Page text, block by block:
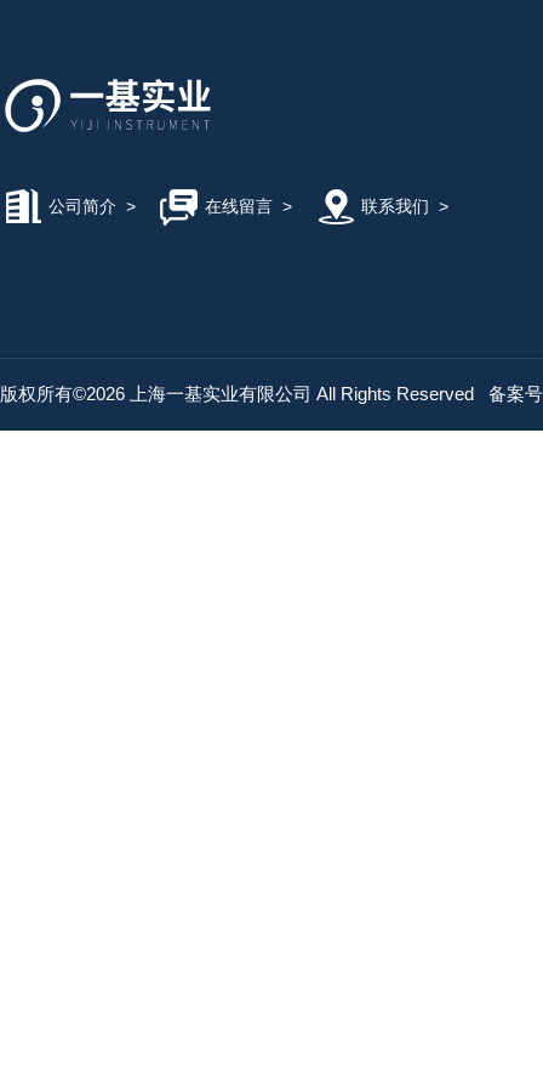
公司简介 > 在线留言> 联系我们 >
版权所有©2026 上海一基实业有限公司 All Rights Reserved 备案